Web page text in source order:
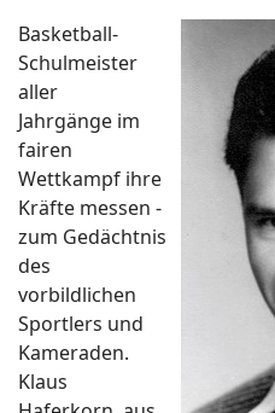
Basketball-
Schulmeister
aller
Jahrgänge im
fairen
Wettkampf ihre
Kräfte messen -
zum Gedächtnis
des
vorbildlichen
Sportlers und
Kameraden.
Klaus